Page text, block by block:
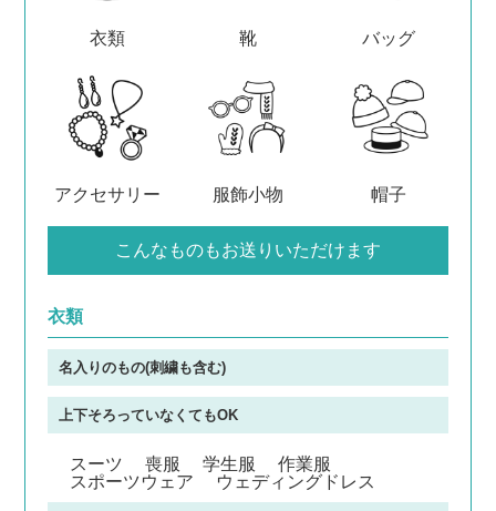
衣類 靴 バッグ
アクセサリー 服飾小物 帽子
こんなものもお送りいただけます
衣類
名入りのもの(刺繍も含む)
上下そろっていなくてもOK
スーツ 喪服 学生服
作業服
スポーツウェア
ウェディングドレス